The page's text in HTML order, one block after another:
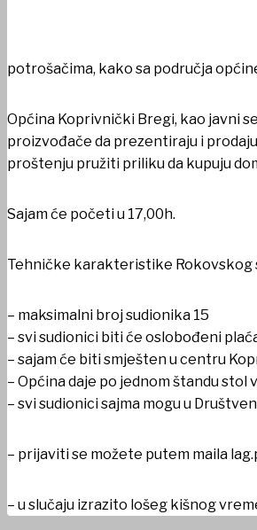
potrošačima, kako sa područja
Općina Koprivnički Bregi, kao javni
proizvođače da prezentiraju i
proštenju pružiti priliku da kupuju
Sajam će početi u 17,00h.
Tehničke karakteristike Rokovskog
– maksimalni broj sudionika 15
– svi sudionici biti će oslobođeni
– sajam će biti smješten u centru
– Općina daje po jednom štandu stol
– svi sudionici sajma mogu u
– prijaviti se možete putem maila
– u slučaju izrazito lošeg kišnog